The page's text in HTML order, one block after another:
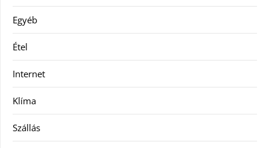
Egyéb
Étel
Internet
Klíma
Szállás